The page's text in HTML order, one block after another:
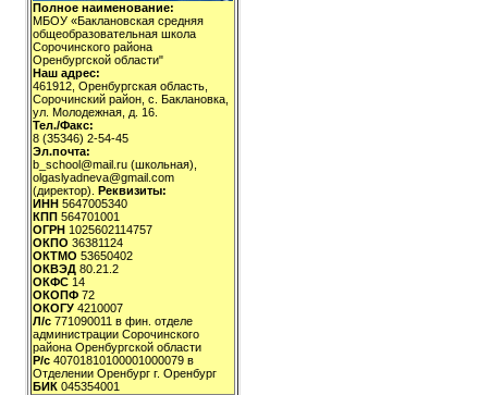
Полное наименование:
МБОУ «Баклановская средняя
общеобразовательная школа
Сорочинского района
Оренбургской области"
Наш адрес:
461912, Оренбургская область,
Сорочинский район, с. Баклановка,
ул. Молодежная, д. 16.
Тел./Факс:
8 (35346) 2-54-45
Эл.почта:
b_school@mail.ru (школьная),
olgaslyadneva@gmail.com
(директор). Реквизиты:
ИНН 5647005340
КПП 564701001
ОГРН 1025602114757
ОКПО 36381124
ОКТМО 53650402
ОКВЭД 80.21.2
ОКФС 14
ОКОПФ 72
ОКОГУ 4210007
Л/с 771090011 в фин. отделе
администрации Сорочинского
района Оренбургской области
Р/с 40701810100001000079 в
Отделении Оренбург г. Оренбург
БИК 045354001